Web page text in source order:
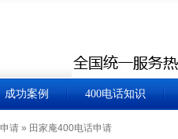
成功案例 400电话知识
请 » 田家庵400电话申请